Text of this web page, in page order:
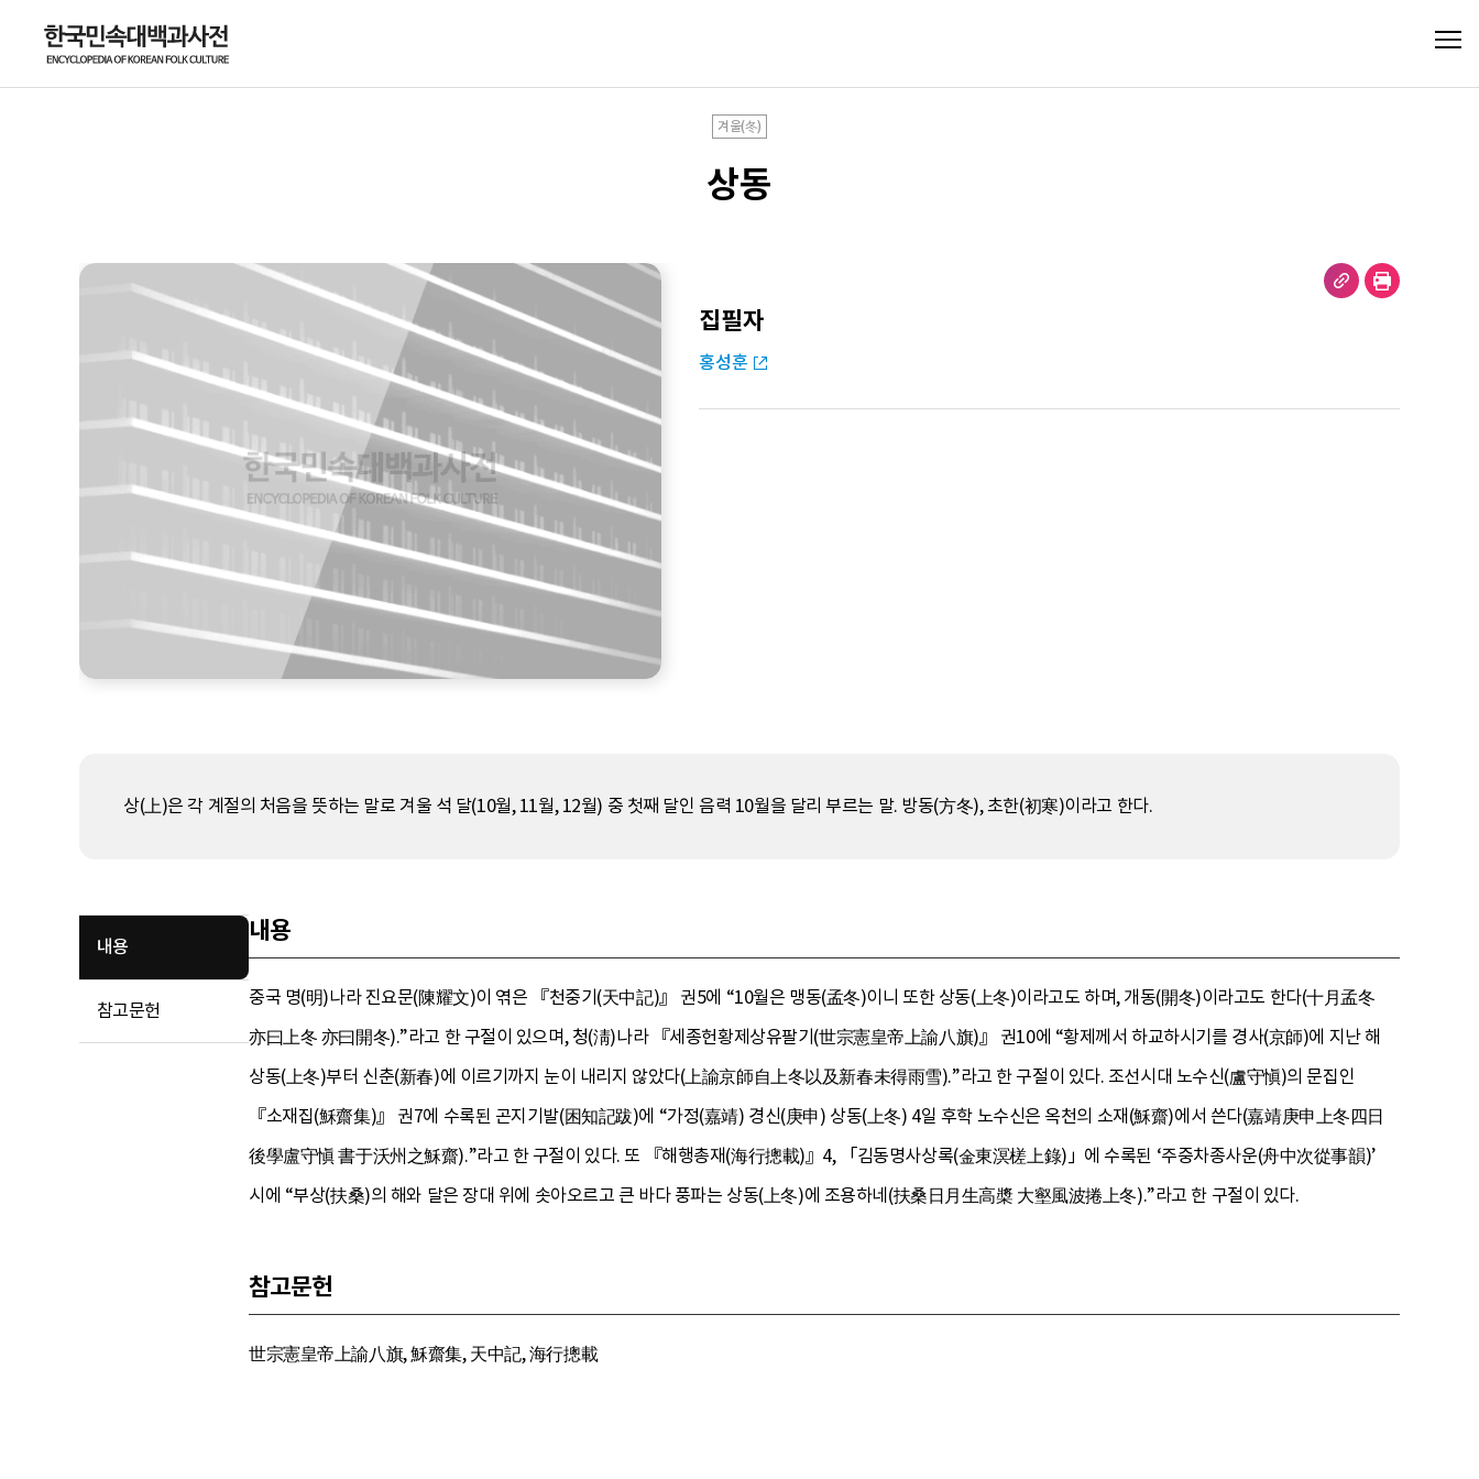
겨울(冬)
상동
집필자
홍성훈
상(上)은 각 계절의 처음을 뜻하는 말로 겨울 석 달(10월, 11월, 12월) 중 첫째 달인 음력 10월을 달리 부르는 말. 방동(方冬), 초한(初寒)이라고 한다.
내용
참고문헌
내용
중국 명(明)나라 진요문(陳耀文)이 엮은 『천중기(天中記)』 권5에 “10월은 맹동(孟冬)이니 또한 상동(上冬)이라고도 하며, 개동(開冬)이라고도 한다(十月孟冬
亦曰上冬 亦曰開冬).”라고 한 구절이 있으며, 청(淸)나라 『세종헌황제상유팔기(世宗憲皇帝上諭八旗)』 권10에 “황제께서 하교하시기를 경사(京師)에 지난 해
상동(上冬)부터 신춘(新春)에 이르기까지 눈이 내리지 않았다(上諭京師自上冬以及新春未得雨雪).”라고 한 구절이 있다. 조선시대 노수신(盧守愼)의 문집인
『소재집(穌齋集)』 권7에 수록된 곤지기발(困知記跋)에 “가정(嘉靖) 경신(庚申) 상동(上冬) 4일 후학 노수신은 옥천의 소재(穌齋)에서 쓴다(嘉靖庚申上冬四日
後學盧守愼 書于沃州之穌齋).”라고 한 구절이 있다. 또 『해행총재(海行摠載)』4, 「김동명사상록(金東溟槎上錄)」에 수록된 ‘주중차종사운(舟中次從事韻)’
시에 “부상(扶桑)의 해와 달은 장대 위에 솟아오르고 큰 바다 풍파는 상동(上冬)에 조용하네(扶桑日月生高槳 大壑風波捲上冬).”라고 한 구절이 있다.
참고문헌
世宗憲皇帝上諭八旗, 穌齋集, 天中記, 海行摠載